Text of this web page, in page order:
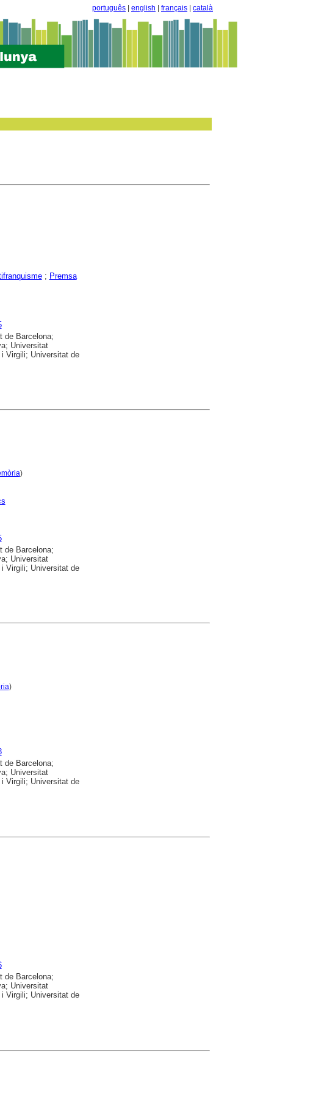
português english français català
; Premsa
de Barcelona;
Universitat
Virgili; Universitat de
)
de Barcelona;
Universitat
Virgili; Universitat de
)
de Barcelona;
Universitat
Virgili; Universitat de
de Barcelona;
Universitat
Virgili; Universitat de